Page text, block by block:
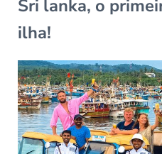
Sri lanka, o
ilha!